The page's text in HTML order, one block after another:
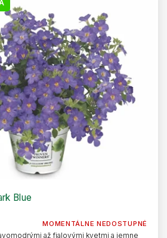
Blue
MOMENTÁLNE NEDOSTUPNÉ
až fialovými kvetmi a jemne